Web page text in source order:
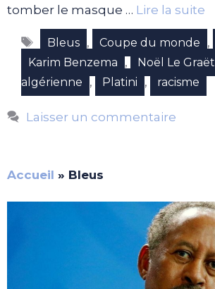
tomber le masque … Lire la suite
Étiquettes
Bleus , Coupe du monde ,
Karim Benzema , Noël Le Graët
algérienne
, Platini , racisme
Laisser un commentaire
Accueil » Bleus